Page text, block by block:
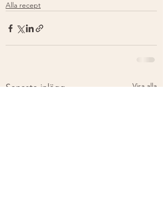
Alla recept
Senaste inlägg Visa alla